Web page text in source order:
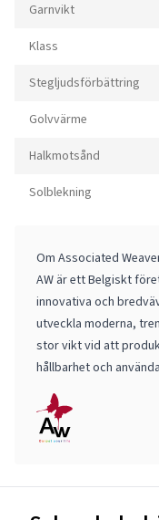
Garnvikt
Klass
Stegljudsförbättring
Golvvärme
Halkmotsånd
Solblekning
Om Associated
AW är ett Belgiskt
innovativa och
utveckla moderna,
stor vikt vid att
hållbarhet och